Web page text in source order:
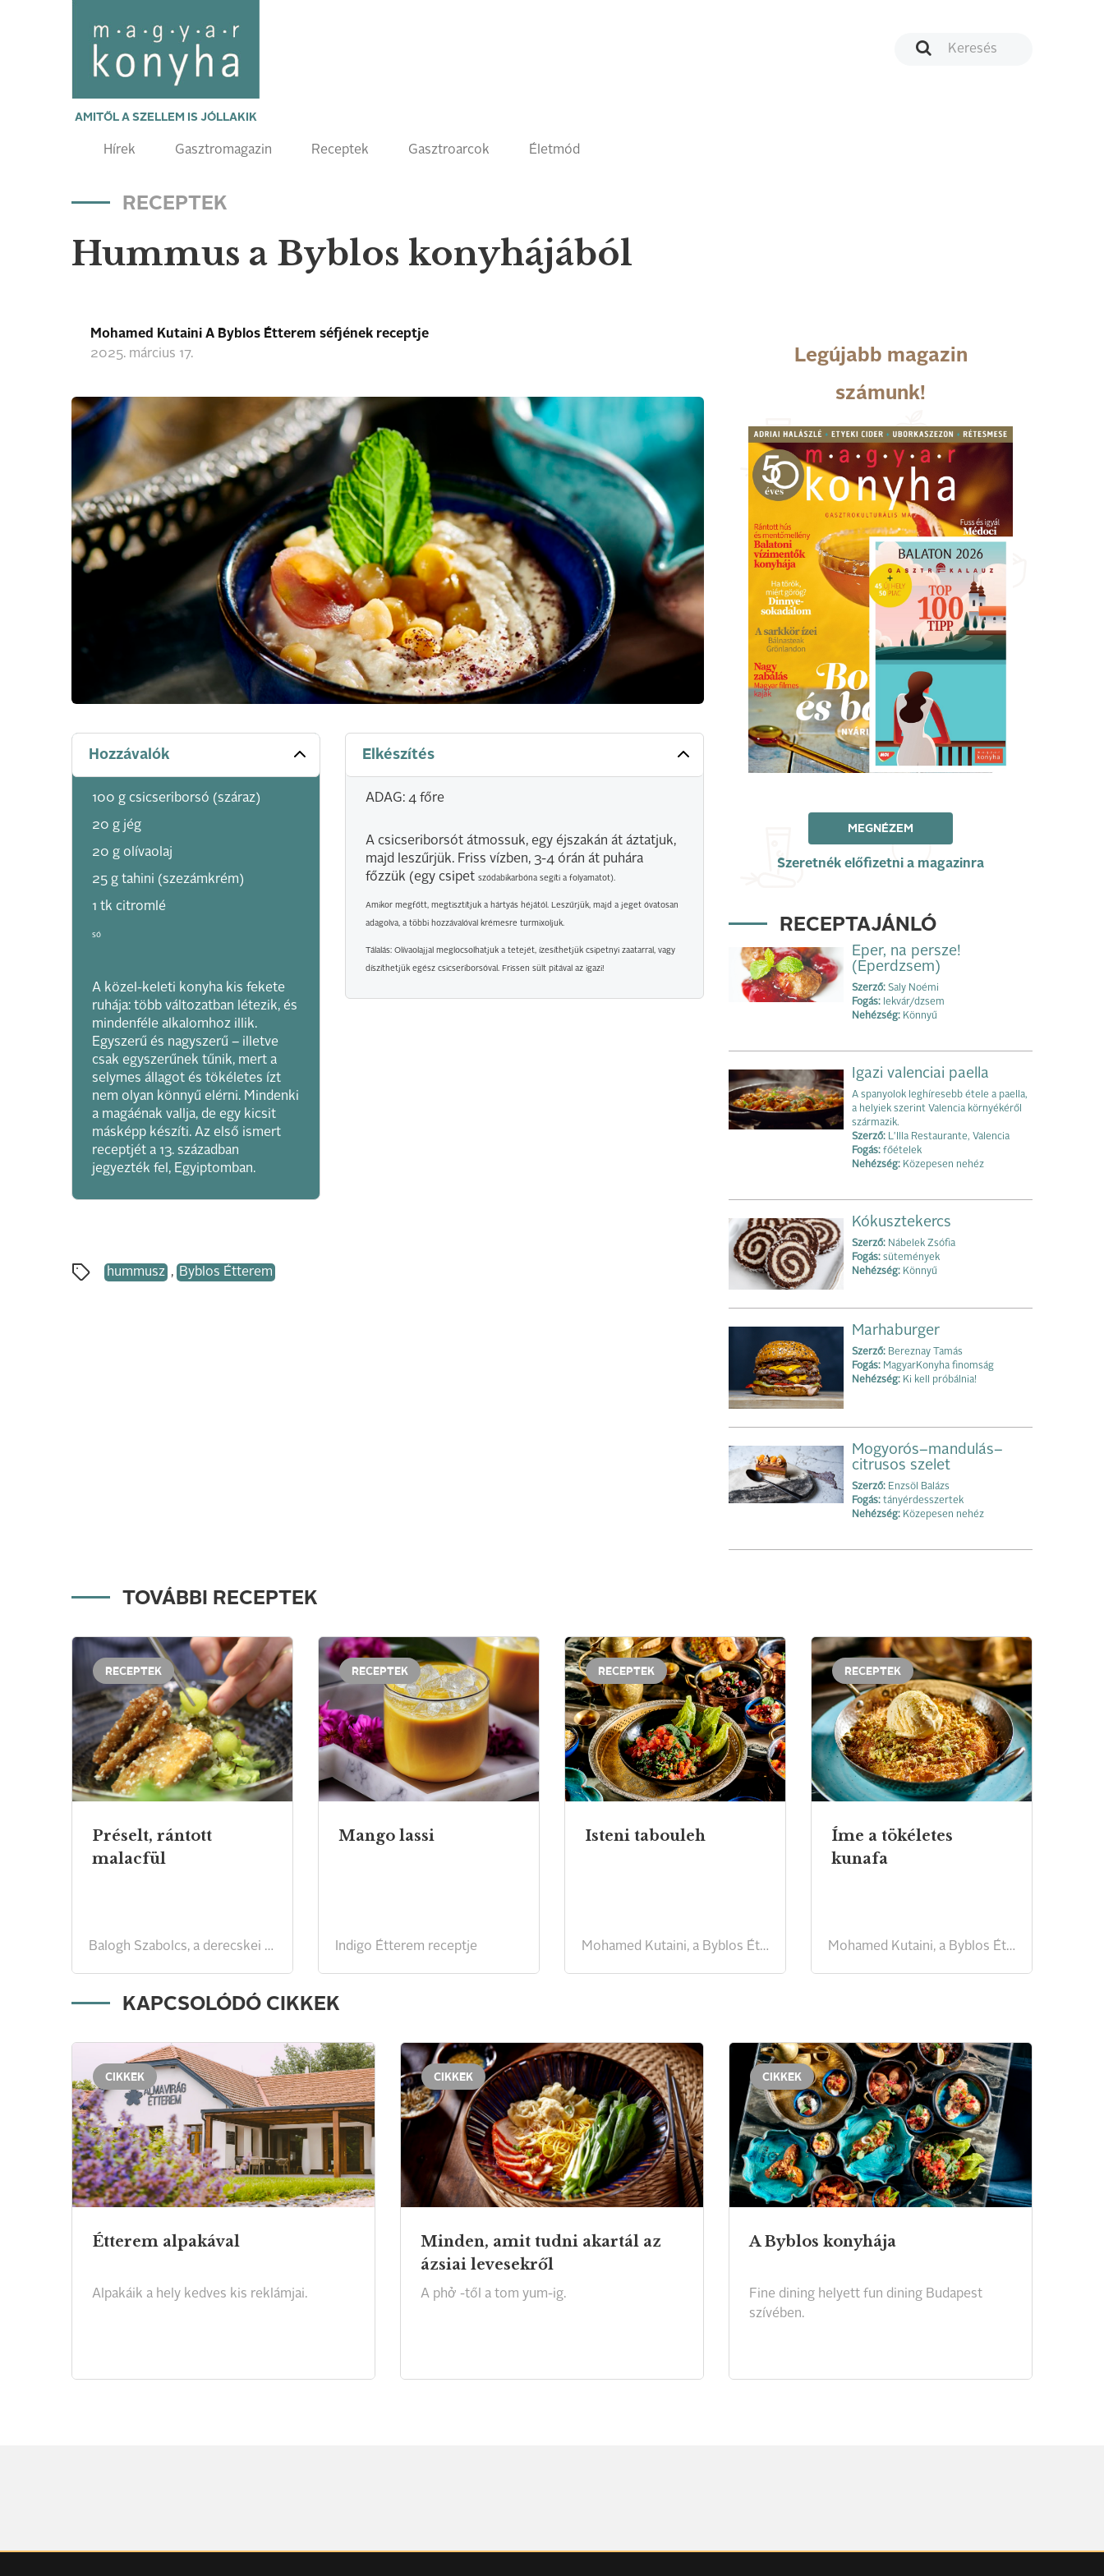
AMITŐL A SZELLEM IS JÓLLAKIK
Hírek Gasztromagazin Receptek Gasztroarcok Életmód
RECEPTEK
Hummus a Byblos konyhájából
Mohamed Kutaini A Byblos Étterem séfjének receptje
2025. március 17.
Hozzávalók
100 g csicseriborsó (száraz)
20 g jég
20 g olívaolaj
25 g tahini (szezámkrém)
1 tk citromlé
só
A közel-keleti konyha kis fekete
ruhája: több változatban létezik, és
mindenféle alkalomhoz illik.
Egyszerű és nagyszerű – illetve
csak egyszerűnek tűnik, mert a
selymes állagot és tökéletes ízt
nem olyan könnyű elérni. Mindenki
a magáénak vallja, de egy kicsit
másképp készíti. Az első ismert
receptjét a 13. században
jegyezték fel, Egyiptomban.
Elkészítés
ADAG: 4 főre
A csicseriborsót átmossuk, egy éjszakán át áztatjuk,
majd leszűrjük. Friss vízben, 3-4 órán át puhára
főzzük (egy csipetszódabikarbóna segíti a fo­lyamatot).
Amikor megfőtt, megtisztítjuk a hártyás héjától. Leszűrjük, majd a jeget óvatosan
adagolva, a többi hozzávalóval krémesre turmixoljuk.
Tálalás: Olívaolajjal meglocsolhatjuka tetejét, ízesíthetjük csipetnyi zaatarral, vagy
díszíthetjük egész csicseriborsóval. Frissen sült pitával az igazi!
hummusz , Byblos Étterem
Legújabb magazin
számunk!
MEGNÉZEM
Szeretnék előfizetni a magazinra
RECEPTAJÁNLÓ
Eper, na persze!
(Eperdzsem)
Szerző: Saly Noémi
Fogás: lekvár/dzsem
Nehézség: Könnyű
Igazi valenciai paella
A spanyolok leghíresebb étele a paella,
a helyiek szerint Valencia környékéről
származik.
Szerző: L'Illa Restaurante, Valencia
Fogás: főételek
Nehézség: Közepesen nehéz
Kókusztekercs
Szerző: Nábelek Zsófia
Fogás: sütemények
Nehézség: Könnyű
Marhaburger
Szerző: Bereznay Tamás
Fogás: MagyarKonyha finomság
Nehézség: Ki kell próbálnia!
Mogyorós–mandulás–
citrusos szelet
Szerző: Enzsöl Balázs
Fogás: tányérdesszertek
Nehézség: Közepesen nehéz
TOVÁBBI RECEPTEK
RECEPTEK
Préselt, rántott
malacfül
Balogh Szabolcs, a derecskei Almavirág Étterem séfjének receptje
RECEPTEK
Mango lassi
Indigo Étterem receptje
RECEPTEK
Isteni tabouleh
Mohamed Kutaini, a Byblos Étterem séfje receptje
RECEPTEK
Íme a tökéletes
kunafa
Mohamed Kutaini, a Byblos Étterem séfjének receptje receptje
KAPCSOLÓDÓ CIKKEK
CIKKEK
Étterem alpakával
Alpakáik a hely kedves kis reklámjai.
CIKKEK
Minden, amit tudni akartál az
ázsiai levesekről
A phở -től a tom yum-ig.
CIKKEK
A Byblos konyhája
Fine dining helyett fun dining Budapest
szívében.